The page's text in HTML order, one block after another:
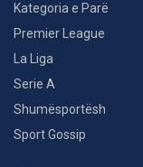
Kategoria e Parë
Premier League
La Liga
Serie A
Shumësportësh
Sport Gossip